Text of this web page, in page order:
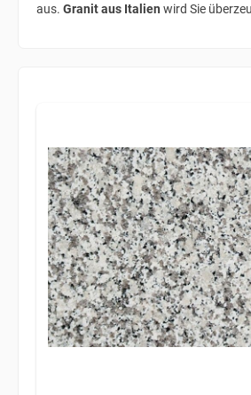
aus. Granit aus Italien wird Sie